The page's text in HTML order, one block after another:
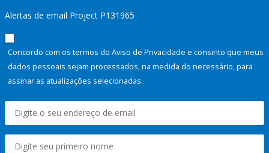
Alertas de email Project P131965
Concordo com os termos do Aviso de Privacidade e consinto que meus
dados pessoais sejam processados, na medida do necessário, para
assinar as atualizações selecionadas.